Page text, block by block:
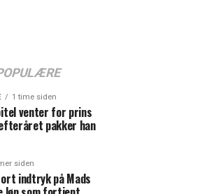
1 time siden
venter for prins
pakker han
siden
indtryk på Mads